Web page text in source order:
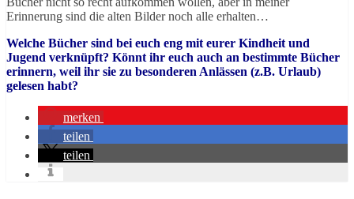
Erinnerung sind die alten Bilder noch alle erhalten…
Welche Bücher sind bei euch eng mit eurer Kindheit und
Jugend verknüpft? Könnt ihr euch auch an bestimmte Bücher
erinnern, weil ihr sie zu besonderen Anlässen (z.B. Urlaub)
gelesen habt?
merken
teilen
teilen